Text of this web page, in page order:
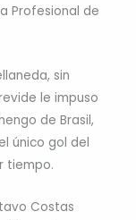
Profesional de
sin
le impuso
de Brasil,
único gol del
tiempo.
Costas